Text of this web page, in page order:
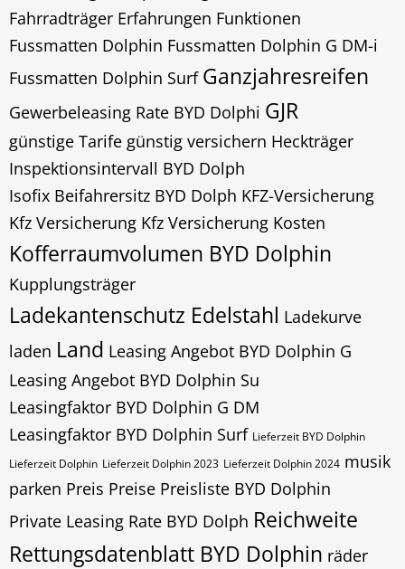
Fahrradträger Erfahrungen Funktionen
Fussmatten Dolphin Fussmatten Dolphin G DM-i
Fussmatten Dolphin Surf Ganzjahresreifen
Gewerbeleasing Rate BYD Dolphi GJR
günstige Tarife günstig versichern Heckträger
Inspektionsintervall BYD Dolph
Isofix Beifahrersitz BYD Dolph KFZ-Versicherung
Kfz Versicherung Kfz Versicherung Kosten
Kofferraumvolumen BYD Dolphin
Kupplungsträger
Ladekantenschutz Edelstahl Ladekurve
laden Land Leasing Angebot BYD Dolphin G
Leasing Angebot BYD Dolphin Su
Leasingfaktor BYD Dolphin G DM
Leasingfaktor BYD Dolphin Surf Lieferzeit BYD Dolphin
Lieferzeit Dolphin Lieferzeit Dolphin 2023 Lieferzeit Dolphin 2024 musik
parken Preis Preise Preisliste BYD Dolphin
Private Leasing Rate BYD Dolph Reichweite
Rettungsdatenblatt BYD Dolphin räder